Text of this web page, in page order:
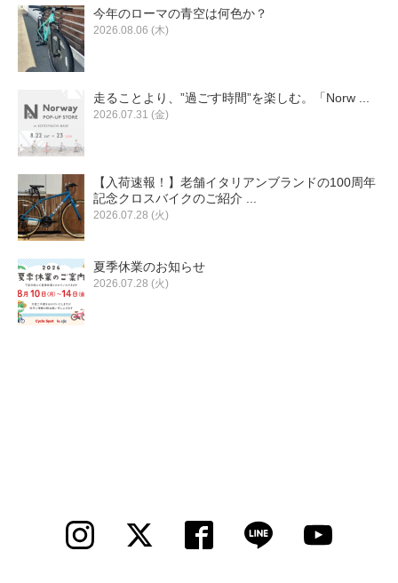
今年のローマの青空は何色か？
2026.08.06 (木)
走ることより、”過ごす時間”を楽しむ。「Norw ...
2026.07.31 (金)
【入荷速報！】老舗イタリアンブランドの100周年
記念クロスバイクのご紹介 ...
2026.07.28 (火)
夏季休業のお知らせ
2026.07.28 (火)